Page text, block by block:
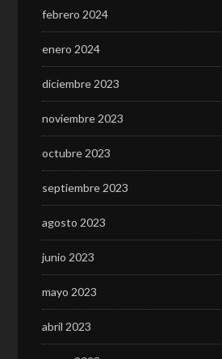
febrero 2024
enero 2024
diciembre 2023
noviembre 2023
octubre 2023
septiembre 2023
agosto 2023
junio 2023
mayo 2023
abril 2023